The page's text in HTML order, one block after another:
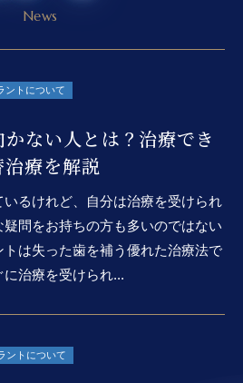
News
ントについて
ない人とは？治療でき
療を解説
いるけれど、自分は治療を受けられ
問をお持ちの方も多いのではない
は失った歯を補う優れた治療法で
治療を受けられ...
ントについて